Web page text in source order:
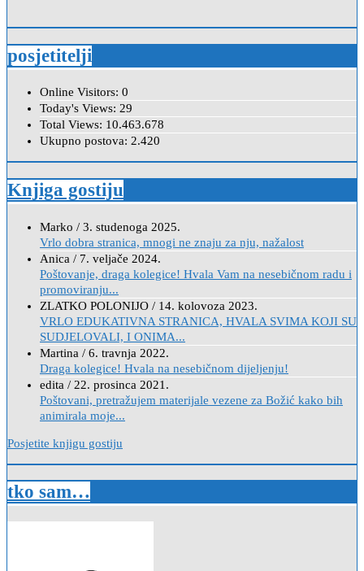
posjetitelji
Online Visitors: 0
Today's Views: 29
Total Views: 10.463.678
Ukupno postova: 2.420
Knjiga gostiju
Marko / 3. studenoga 2025.
Vrlo dobra stranica, mnogi ne znaju za nju, nažalost
Anica / 7. veljače 2024.
Poštovanje, draga kolegice! Hvala Vam na nesebičnom radu i
promoviranju...
ZLATKO POLONIJO / 14. kolovoza 2023.
VRLO EDUKATIVNA STRANICA, HVALA SVIMA KOJI SU
SUDJELOVALI, I ONIMA...
Martina / 6. travnja 2022.
Draga kolegice! Hvala na nesebičnom dijeljenju!
edita / 22. prosinca 2021.
Poštovani, pretražujem materijale vezene za Božić kako bih
animirala moje...
Posjetite knjigu gostiju
tko sam…